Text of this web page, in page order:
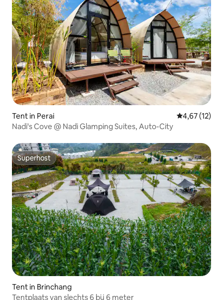
Tent in Perai Gemiddelde
4,67 (12)
Nadi's Cove @ Nadi Glamping Suites, Auto-City
Superhost
Superhost
Tent in Brinchang
Tentplaats van slechts 6 bij 6 meter